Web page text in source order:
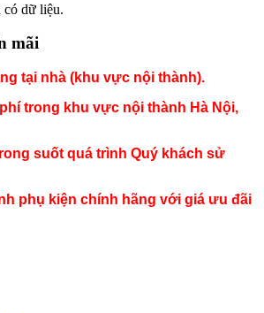
có dữ liệu.
mãi
tại nhà (khu vực nội thành).
trong khu vực nội thành Hà Nội,
suốt quá trình Quý khách sử
phụ kiện chính hãng với giá ưu đãi